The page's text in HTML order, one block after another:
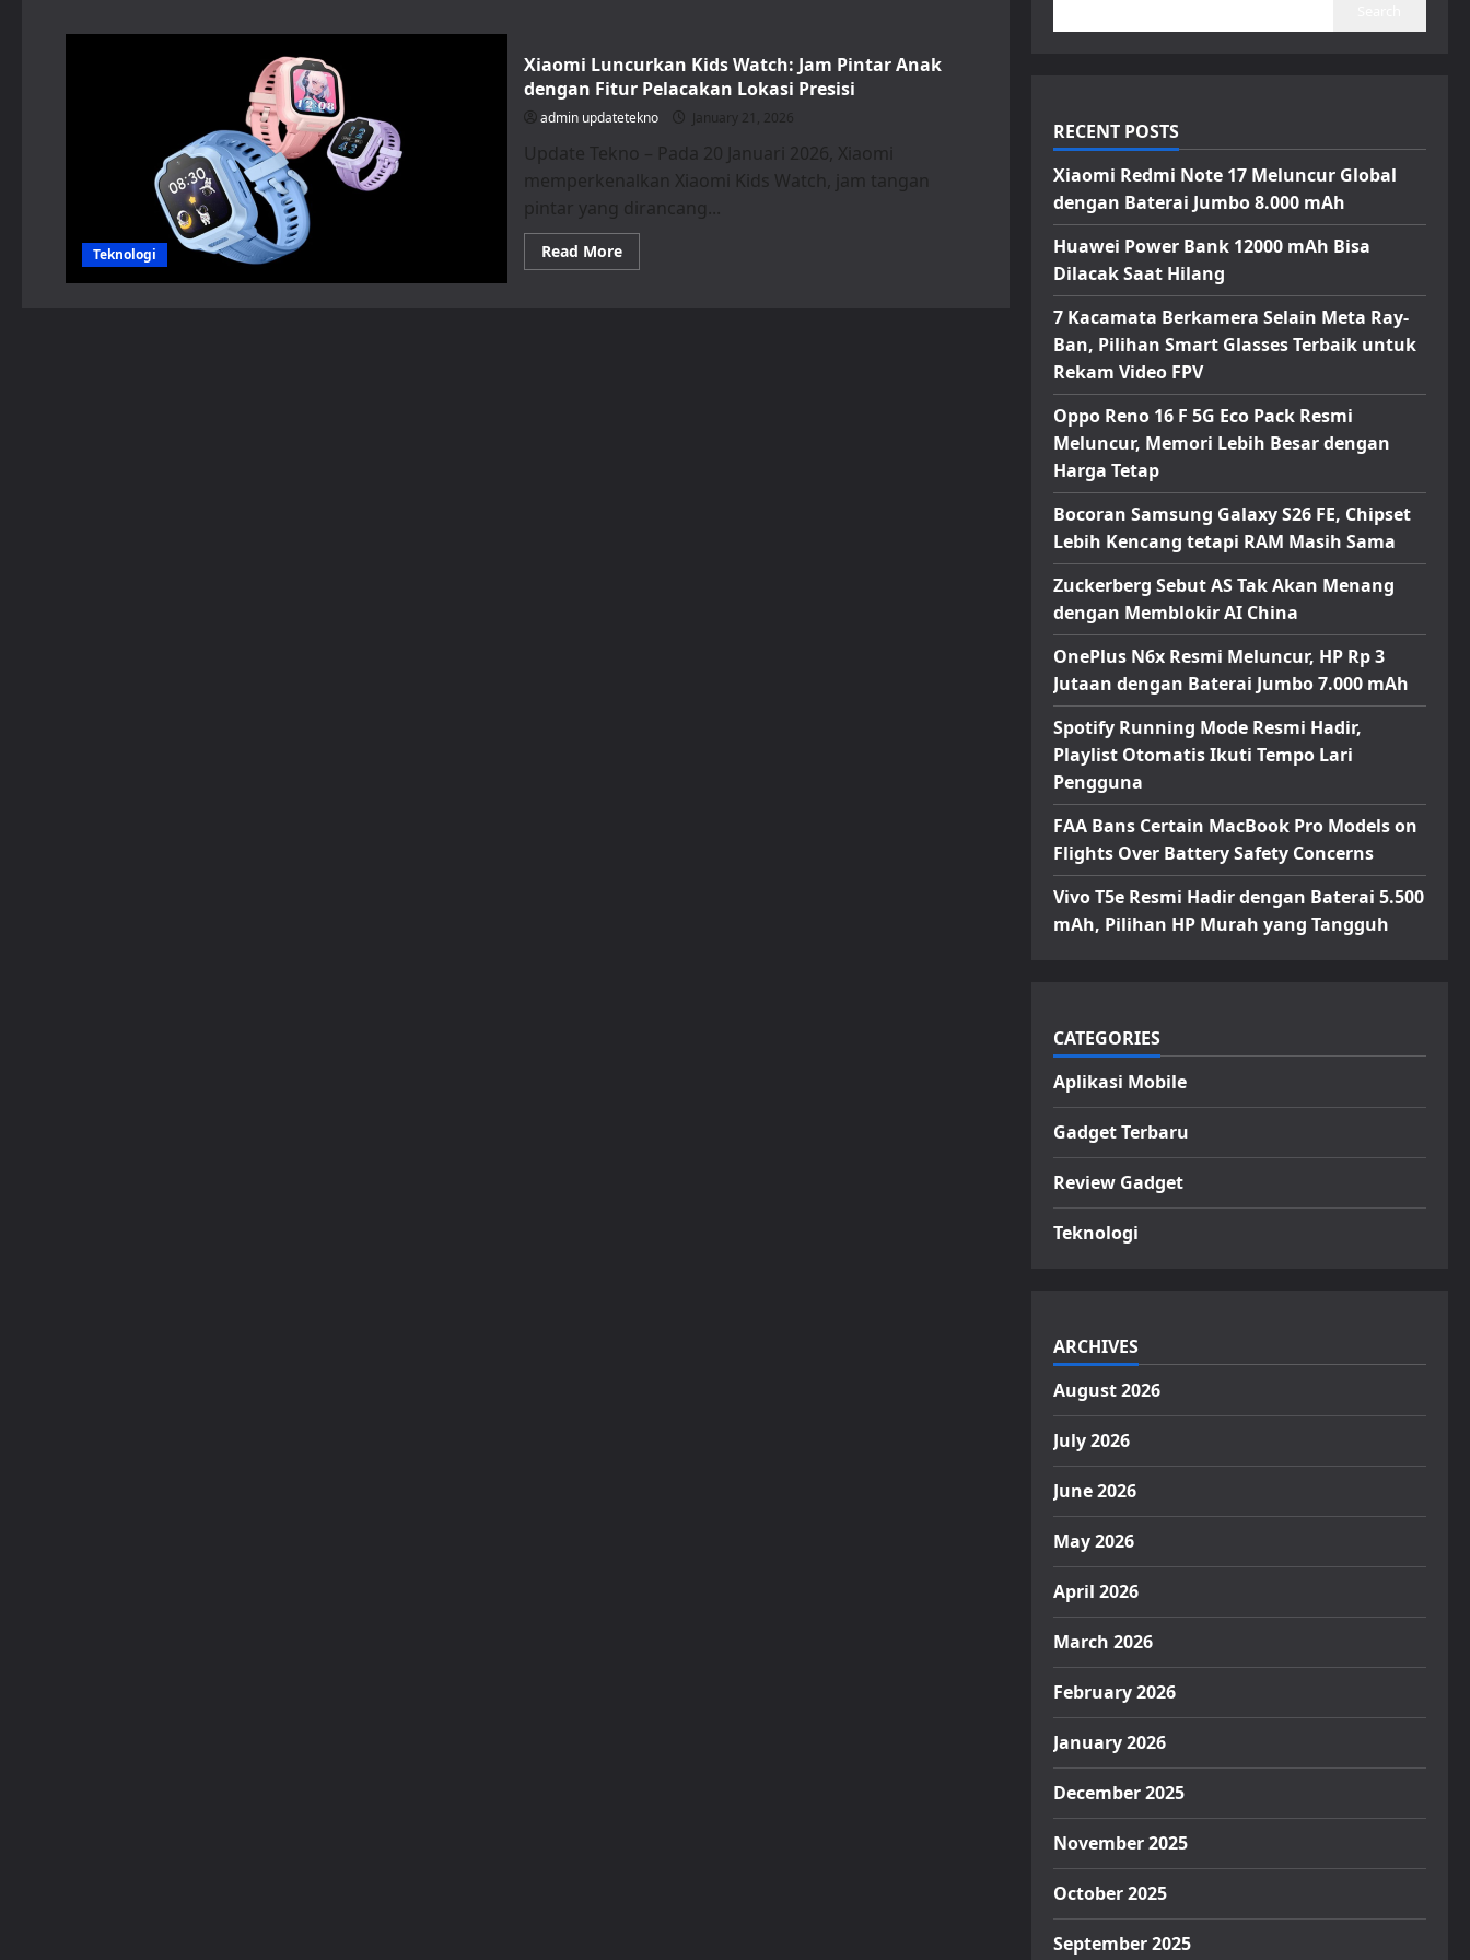
Teknologi
Xiaomi Luncurkan Kids Watch: Jam Pintar Anak
dengan Fitur Pelacakan Lokasi Presisi
admin updatetekno January 21, 2026
Update Tekno – Pada 20 Januari 2026, Xiaomi
memperkenalkan Xiaomi Kids Watch, jam tangan
pintar yang dirancang...
Read MoreRead
more
RECENT POSTS
Xiaomi Redmi Note 17 Meluncur Global
dengan Baterai Jumbo 8.000 mAh
Huawei Power Bank 12000 mAh Bisa
Dilacak Saat Hilang
7 Kacamata Berkamera Selain Meta Ray-
Ban, Pilihan Smart Glasses Terbaik untuk
Rekam Video FPV
Oppo Reno 16 F 5G Eco Pack Resmi
Meluncur, Memori Lebih Besar dengan
Harga Tetap
Bocoran Samsung Galaxy S26 FE, Chipset
Lebih Kencang tetapi RAM Masih Sama
Zuckerberg Sebut AS Tak Akan Menang
dengan Memblokir AI China
OnePlus N6x Resmi Meluncur, HP Rp 3
Jutaan dengan Baterai Jumbo 7.000 mAh
Spotify Running Mode Resmi Hadir,
Playlist Otomatis Ikuti Tempo Lari
Pengguna
FAA Bans Certain MacBook Pro Models on
Flights Over Battery Safety Concerns
Vivo T5e Resmi Hadir dengan Baterai 5.500
mAh, Pilihan HP Murah yang Tangguh
CATEGORIES
Aplikasi Mobile
Gadget Terbaru
Review Gadget
Teknologi
ARCHIVES
August 2026
July 2026
June 2026
May 2026
April 2026
March 2026
February 2026
January 2026
December 2025
November 2025
October 2025
September 2025